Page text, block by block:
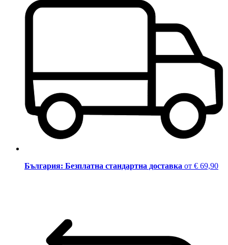
България: Безплатна стандартна доставка от € 69,90